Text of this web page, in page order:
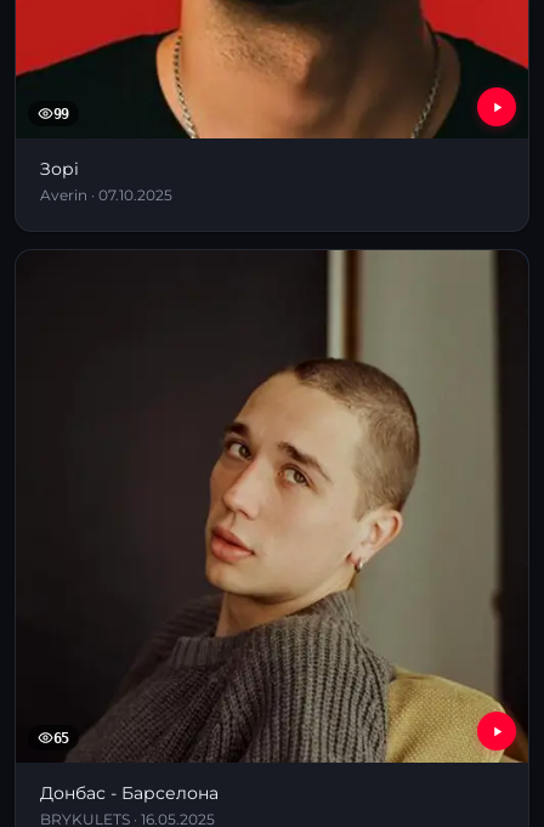
99
Зорі
Averin · 07.10.2025
65
Донбас - Барселона
BRYKULETS · 16.05.2025